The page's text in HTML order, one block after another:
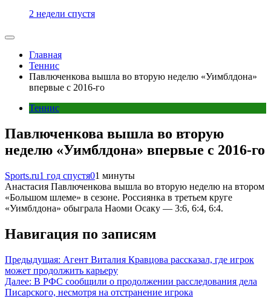
2 недели спустя
Главная
Теннис
Павлюченкова вышла во вторую неделю «Уимблдона»
впервые с 2016-го
Теннис
Павлюченкова вышла во вторую
неделю «Уимблдона» впервые с 2016-го
Sports.ru1 год спустя01 минуты
Анастасия Павлюченкова вышла во вторую неделю на втором
«Большом шлеме» в сезоне. Россиянка в третьем круге
«Уимблдона» обыграла Наоми Осаку — 3:6, 6:4, 6:4.
Навигация по записям
Предыдущая: Агент Виталия Кравцова рассказал, где игрок
может продолжить карьеру
Далее: В РФС сообщили о продолжении расследования дела
Писарского, несмотря на отстранение игрока